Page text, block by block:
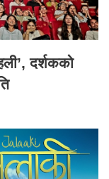
दर्शकको